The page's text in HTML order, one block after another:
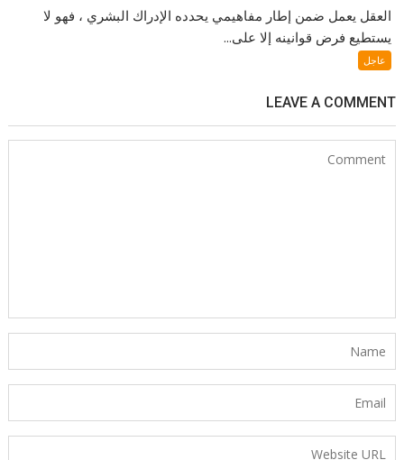
العقل يعمل ضمن إطار مفاهيمي يحدده الإدراك البشري ، فهو لا
يستطيع فرض قوانينه إلا على...
عاجل
LEAVE A COMMENT